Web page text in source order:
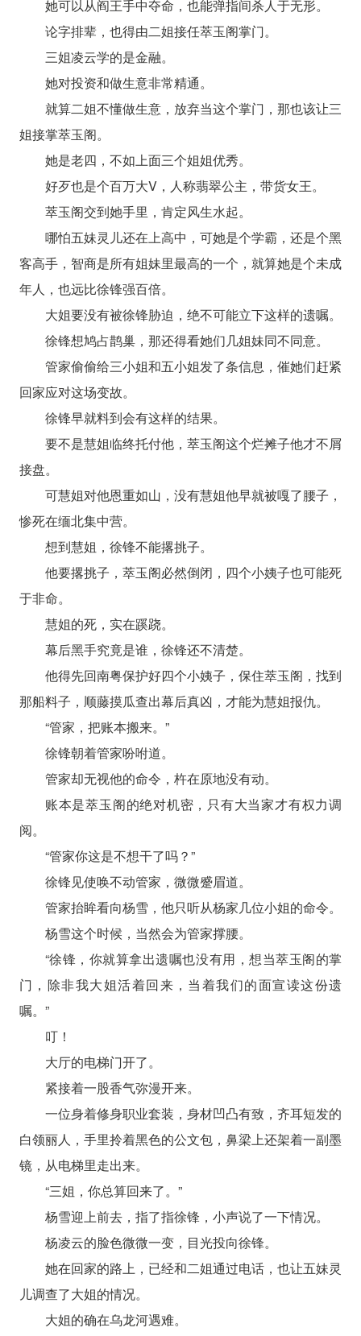
她可以从阎王手中夺命，也能弹指间杀人于无形。
论字排辈，也得由二姐接任萃玉阁掌门。
三姐凌云学的是金融。
她对投资和做生意非常精通。
就算二姐不懂做生意，放弃当这个掌门，那也该让三
姐接掌萃玉阁。
她是老四，不如上面三个姐姐优秀。
好歹也是个百万大V，人称翡翠公主，带货女王。
萃玉阁交到她手里，肯定风生水起。
哪怕五妹灵儿还在上高中，可她是个学霸，还是个黑
客高手，智商是所有姐妹里最高的一个，就算她是个未成
年人，也远比徐锋强百倍。
大姐要没有被徐锋胁迫，绝不可能立下这样的遗嘱。
徐锋想鸠占鹊巢，那还得看她们几姐妹同不同意。
管家偷偷给三小姐和五小姐发了条信息，催她们赶紧
回家应对这场变故。
徐锋早就料到会有这样的结果。
要不是慧姐临终托付他，萃玉阁这个烂摊子他才不屑
接盘。
可慧姐对他恩重如山，没有慧姐他早就被嘎了腰子，
惨死在缅北集中营。
想到慧姐，徐锋不能撂挑子。
他要撂挑子，萃玉阁必然倒闭，四个小姨子也可能死
于非命。
慧姐的死，实在蹊跷。
幕后黑手究竟是谁，徐锋还不清楚。
他得先回南粤保护好四个小姨子，保住萃玉阁，找到
那船料子，顺藤摸瓜查出幕后真凶，才能为慧姐报仇。
“管家，把账本搬来。”
徐锋朝着管家吩咐道。
管家却无视他的命令，杵在原地没有动。
账本是萃玉阁的绝对机密，只有大当家才有权力调
阅。
“管家你这是不想干了吗？”
徐锋见使唤不动管家，微微蹙眉道。
管家抬眸看向杨雪，他只听从杨家几位小姐的命令。
杨雪这个时候，当然会为管家撑腰。
“徐锋，你就算拿出遗嘱也没有用，想当萃玉阁的掌
门，除非我大姐活着回来，当着我们的面宣读这份遗
嘱。”
叮！
大厅的电梯门开了。
紧接着一股香气弥漫开来。
一位身着修身职业套装，身材凹凸有致，齐耳短发的
白领丽人，手里拎着黑色的公文包，鼻梁上还架着一副墨
镜，从电梯里走出来。
“三姐，你总算回来了。”
杨雪迎上前去，指了指徐锋，小声说了一下情况。
杨凌云的脸色微微一变，目光投向徐锋。
她在回家的路上，已经和二姐通过电话，也让五妹灵
儿调查了大姐的情况。
大姐的确在乌龙河遇难。